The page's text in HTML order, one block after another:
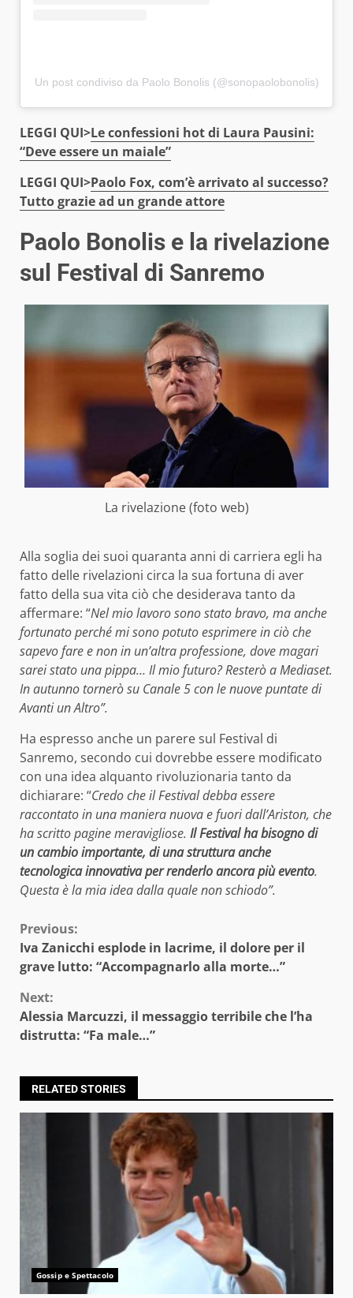
Un post condiviso da Paolo Bonolis (@sonopaolobonolis)
LEGGI QUI>Le confessioni hot di Laura Pausini:
“Deve essere un maiale”
LEGGI QUI>Paolo Fox, com’è arrivato al successo?
Tutto grazie ad un grande attore
Paolo Bonolis e la rivelazione
sul Festival di Sanremo
La rivelazione (foto web)
Alla soglia dei suoi quaranta anni di carriera egli ha
fatto delle rivelazioni circa la sua fortuna di aver
fatto della sua vita ciò che desiderava tanto da
affermare: “Nel mio lavoro sono stato bravo, ma anche
fortunato perché mi sono potuto esprimere in ciò che
sapevo fare e non in un’altra professione, dove magari
sarei stato una pippa… Il mio futuro? Resterò a Mediaset.
In autunno tornerò su Canale 5 con le nuove puntate di
Avanti un Altro”.
Ha espresso anche un parere sul Festival di
Sanremo, secondo cui dovrebbe essere modificato
con una idea alquanto rivoluzionaria tanto da
dichiarare: “Credo che il Festival debba essere
raccontato in una maniera nuova e fuori dall’Ariston, che
ha scritto pagine meravigliose. Il Festival ha bisogno di
un cambio importante, di una struttura anche
tecnologica innovativa per renderlo ancora più evento.
Questa è la mia idea dalla quale non schiodo”.
Continue
Reading
Previous:
Iva Zanicchi esplode in lacrime, il dolore per il
grave lutto: “Accompagnarlo alla morte…”
Next:
Alessia Marcuzzi, il messaggio terribile che l’ha
distrutta: “Fa male…”
RELATED STORIES
Gossip e Spettacolo